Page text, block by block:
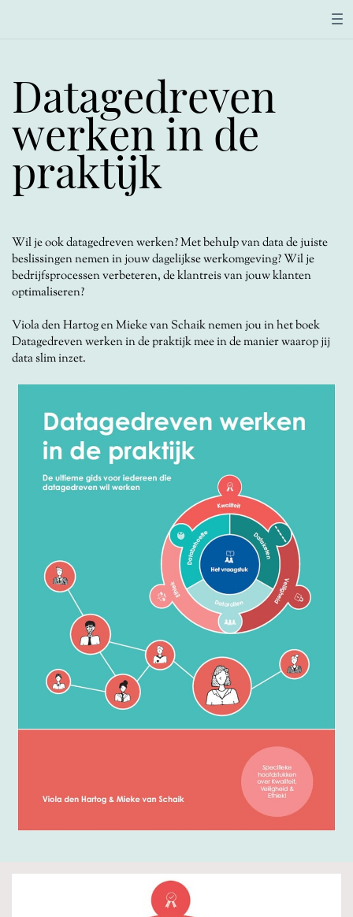
Datagedreven
werken in de
praktijk
Wil je ook datagedreven werken? Met behulp van data de juiste
beslissingen nemen in jouw dagelijkse werkomgeving? Wil je
bedrijfsprocessen verbeteren, de klantreis van jouw klanten
optimaliseren?
Viola den Hartog en Mieke van Schaik nemen jou in het boek
Datagedreven werken in de praktijk mee in de manier waarop jij
data slim inzet.